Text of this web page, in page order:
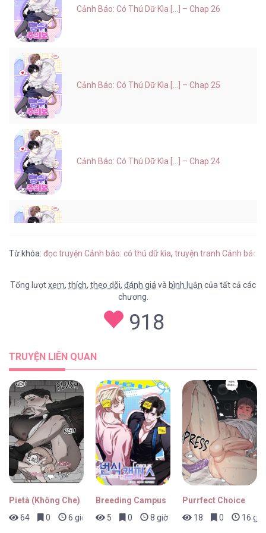
Cảnh Báo: Có Thú Dữ Kìa [...] – Chap 26
Cảnh Báo: Có Thú Dữ Kìa [...] – Chap 25
Cảnh Báo: Có Thú Dữ Kìa [...] – Chap 24
Cảnh Báo: Có Thú Dữ Kìa [...] – Chap 22
Cảnh Báo: Có Thú Dữ Kìa [...] – Chap 21
Cảnh Báo: Có Thú Dữ Kìa [...] – Chap 20
Từ khóa: đọc truyện Cảnh báo: có thú dữ kìa, truyện tranh Cảnh báo:
Tổng lượtxem, thích, theo dõi, đánh giávà bình luận của tất cả các
chương.
918
TRUYỆN LIÊN QUAN
Pietà (Không Che)
64
0 6 giờ trước
Breeding Campus
5
0 8 giờ trước
Purrfect Choice
18
0 16